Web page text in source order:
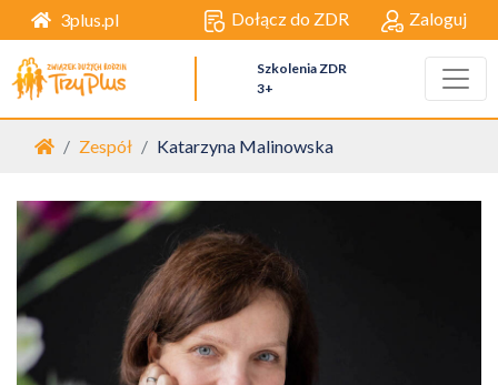
3plus.pl Dołącz do ZDR Zaloguj
Szkolenia ZDR
3+
Strona główna
Zespół Katarzyna Malinowska